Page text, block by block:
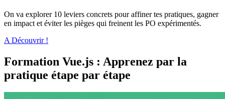
On va explorer 10 leviers concrets pour affiner tes pratiques, gagner
en impact et éviter les pièges qui freinent les PO expérimentés.
A Découvrir !
Formation Vue.js : Apprenez par la
pratique étape par étape